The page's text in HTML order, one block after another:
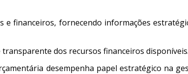
e financeiros, fornecendo informações
dos recursos financeiros disponíveis.
desempenha papel estratégico na